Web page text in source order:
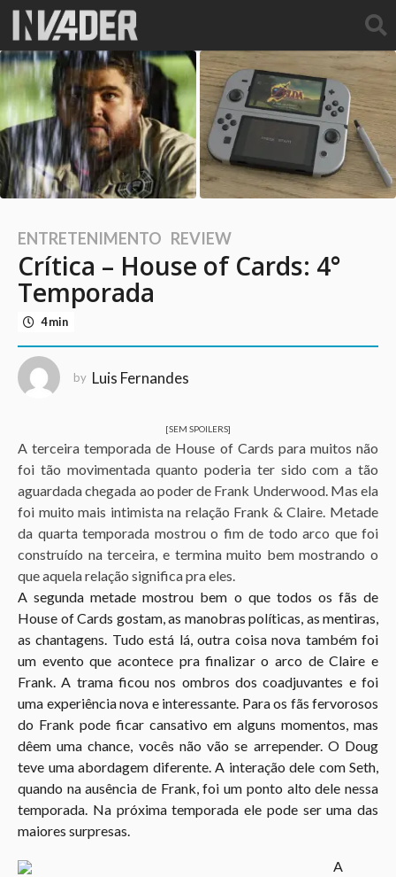
1
0
a
n
o
s
a
g
a
n
o
a
g
o
ENTRETENIMENTO ,REVIEW
Crítica – House of Cards: 4°
Temporada
4 min
by Luis Fernandes
[SEM SPOILERS]
A terceira temporada de House of Cards para muitos não
foi tão movimentada quanto poderia ter sido com a tão
aguardada chegada ao poder de Frank Underwood. Mas ela
foi muito mais intimista na relação Frank & Claire. Metade
da quarta temporada mostrou o fim de todo arco que foi
construído na terceira, e termina muito bem mostrando o
que aquela relação significa pra eles.
A segunda metade mostrou bem o que todos os fãs de
House of Cards gostam, as manobras políticas, as mentiras,
as chantagens. Tudo está lá, outra coisa nova também foi
um evento que acontece pra finalizar o arco de Claire e
Frank. A trama ficou nos ombros dos coadjuvantes e foi
uma experiência nova e interessante. Para os fãs fervorosos
do Frank pode ficar cansativo em alguns momentos, mas
dêem uma chance, vocês não vão se arrepender. O Doug
teve uma abordagem diferente. A interação dele com Seth,
quando na ausência de Frank, foi um ponto alto dele nessa
temporada. Na próxima temporada ele pode ser uma das
maiores surpresas.
A